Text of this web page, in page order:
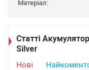
Матеріал:
Статті
Silver
Нові